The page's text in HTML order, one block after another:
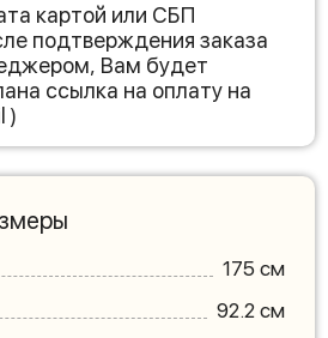
картой или СБП
подтверждения заказа
Вам будет
ссылка на оплату на
)
175 см
92.2 см